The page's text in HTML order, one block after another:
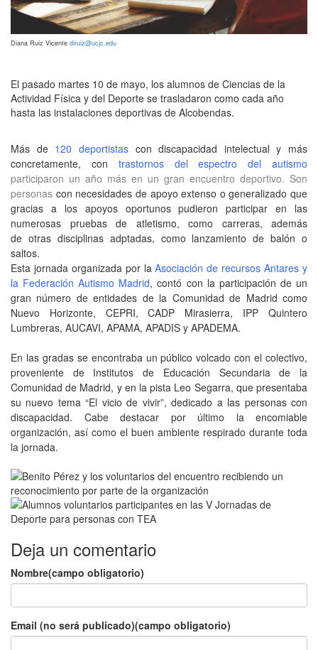
Diana Ruiz Vicente diruiz@ucjc.edu
El pasado martes 10 de mayo, los alumnos de Ciencias de la
Actividad Física y del Deporte se trasladaron como cada año
hasta las instalaciones deportivas de Alcobendas.
Más de 120 deportistascon discapacidad intelectual y más
concretamente, con trastornos del espectro del autismo
participaron un año más en un gran encuentro deportivo. Son
personas con necesidades de apoyo extenso o generalizado que
gracias a los apoyos oportunos pudieron participar en las
numerosas pruebas de atletismo, como carreras, además
de otras disciplinas adptadas, como lanzamiento de balón o
saltos.
Esta jornada organizada por laAsociación de recursos Antares y
la Federación Autismo Madrid, contó con la participación de un
gran número de entidades de la Comunidad de Madrid como
Nuevo Horizonte, CEPRI, CADP Mirasierra, IPP Quintero
Lumbreras, AUCAVI, APAMA, APADIS y APADEMA.
En las gradas se encontraba un público volcado con el colectivo,
proveniente de Institutos de Educación Secundaria de la
Comunidad de Madrid, y en la pista Leo Segarra, que presentaba
su nuevo tema “El vicio de vivir”, dedicado a las personas con
discapacidad. Cabe destacar por último la encomiable
organización, así como el buen ambiente respirado durante toda
la jornada.
Deja un comentario
Nombre(campo obligatorio)
Email (no será publicado)(campo obligatorio)